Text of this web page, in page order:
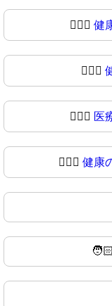
👩🏾‍⚕️ 健
👩🏾‍⚕
👩🏿‍⚕️ 医
👩🏿‍⚕ 健康